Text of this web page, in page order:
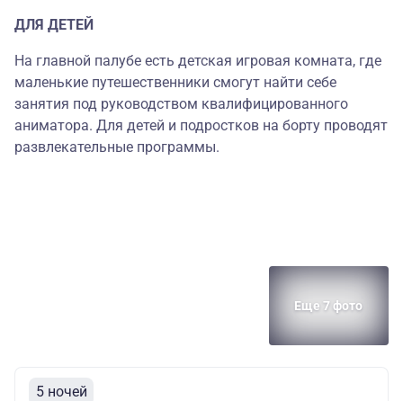
ДЛЯ ДЕТЕЙ
На главной палубе есть детская игровая комната, где
маленькие путешественники смогут найти себе
занятия под руководством квалифицированного
аниматора. Для детей и подростков на борту проводят
развлекательные программы.
Еще 7 фото
5 ночей